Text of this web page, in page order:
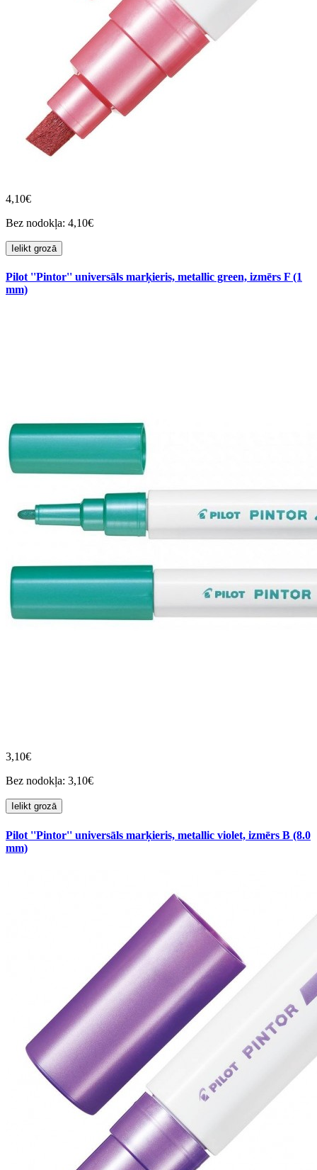
4,10€
Bez nodokļa: 4,10€
Ielikt grozā
Pilot ''Pintor'' universāls marķieris, metallic green, izmērs F (1
mm)
3,10€
Bez nodokļa: 3,10€
Ielikt grozā
Pilot ''Pintor'' universāls marķieris, metallic violet, izmērs B (8.0
mm)